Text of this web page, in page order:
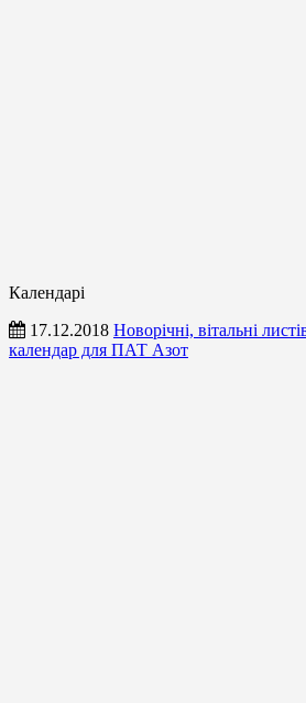
Календарі
17.12.2018 Новорічні, вітальні
календар для ПАТ Азот